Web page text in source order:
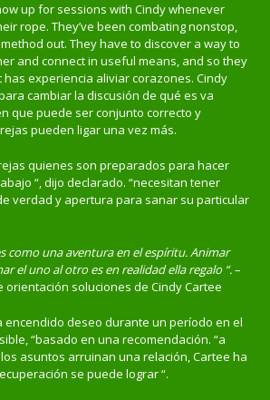
up for sessions with Cindy whenever
rope. They’ve been combating nonstop,
out. They have to discover a way to
and connect in useful means, and so they
experiencia aliviar corazones. Cindy
cambiar la discusión de qué es va
que puede ser conjunto correcto y
pueden ligar una vez más.
quienes son preparados para hacer
“, dijo declarado. “necesitan tener
verdad y apertura para sanar su particular
como una aventura en el espíritu. Animar
el uno al otro es en realidad ella regalo “.–
orientación soluciones de Cindy Cartee
encendido deseo durante un período en el
“basado en una recomendación. “a
asuntos arruinan una relación, Cartee ha
se puede lograr “.